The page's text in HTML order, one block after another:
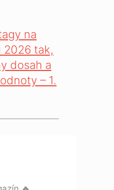
na
2026 tak,
dosah a
– 1.